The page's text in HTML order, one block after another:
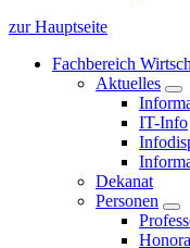
zur Hauptseite
Fachbereich
Aktuelles
IT-Info
Dekanat
Personen